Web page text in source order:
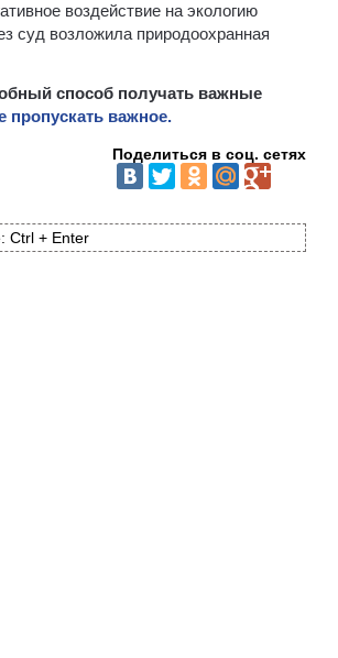
воздействие на экологию
суд возложила природоохранная
способ получать важные
важное.
Поделиться в соц. сетях
Ctrl + Enter